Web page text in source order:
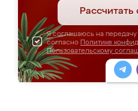
Рассчитать
Я соглашаюсь на
согласно Политике
Пользовательскому